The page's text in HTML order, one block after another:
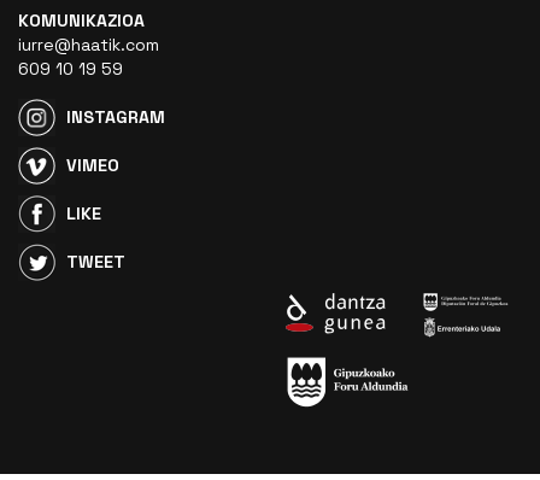
KOMUNIKAZIOA
iurre@haatik.com
609 10 19 59
INSTAGRAM
VIMEO
LIKE
TWEET